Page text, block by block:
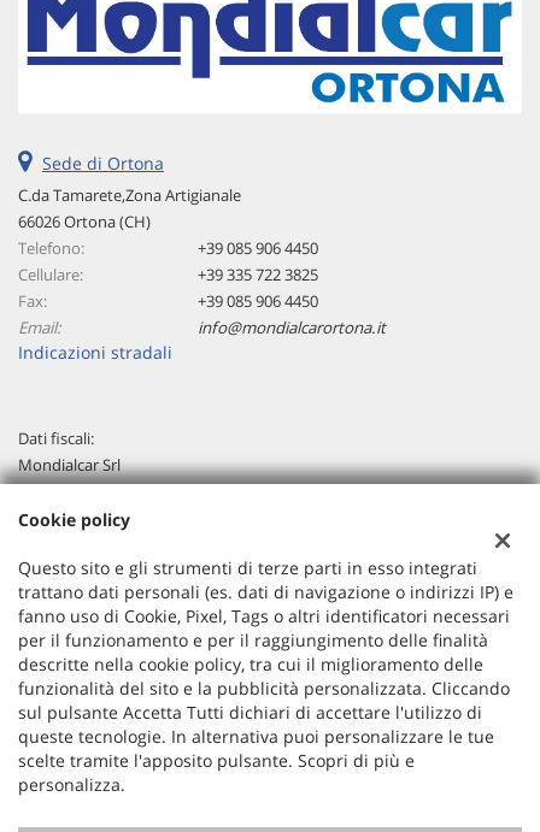
Sede di Ortona
C.da Tamarete,Zona Artigianale
66026 Ortona (CH)
Telefono:
+39 085 906 4450
Cellulare:
+39 335 722 3825
Fax:
+39 085 906 4450
Email:
info@mondialcarortona.it
Indicazioni stradali
Dati fiscali:
Mondialcar Srl
C.da Tamarete,Zona Artigianale, Ortona (CH)
C.F/P.IVA:02288180694
Cookie policy
Questo sito e gli strumenti di terze parti in esso integrati
trattano dati personali (es. dati di navigazione o indirizzi IP) e
fanno uso di Cookie, Pixel, Tags o altri identificatori necessari
per il funzionamento e per il raggiungimento delle finalità
descritte nella cookie policy, tra cui il miglioramento delle
funzionalità del sito e la pubblicità personalizzata. Cliccando
sul pulsante Accetta Tutti dichiari di accettare l'utilizzo di
queste tecnologie. In alternativa puoi personalizzare le tue
scelte tramite l'apposito pulsante. Scopri di più e
personalizza.